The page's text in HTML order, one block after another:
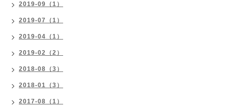
2019-09（1）
2019-07（1）
2019-04（1）
2019-02（2）
2018-08（3）
2018-01（3）
2017-08（1）